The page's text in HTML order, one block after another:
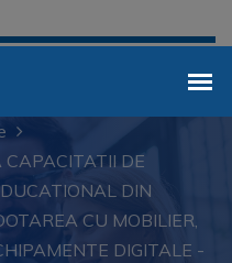
CAPACITATII DE
DIN
CU MOBILIER,
DIGITALE -